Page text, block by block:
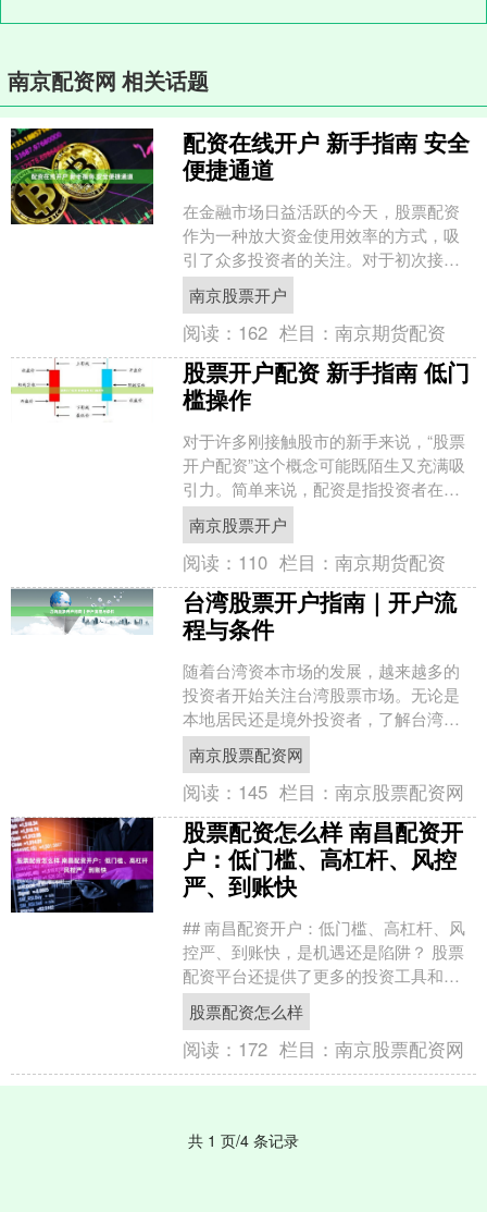
南京配资网 相关话题
配资在线开户 新手指南 安全
便捷通道
在金融市场日益活跃的今天，股票配资
作为一种放大资金使用效率的方式，吸
引了众多投资者的关注。对于初次接触
配资的朋友来说，如何安全、快速地完
成在线开户，是开启投资之....
南京股票开户
阅读： 162 栏目：南京期货配资
股票开户配资 新手指南 低门
槛操作
对于许多刚接触股市的新手来说，“股票
开户配资”这个概念可能既陌生又充满吸
引力。简单来说，配资是指投资者在自
有资金基础上，通过平台借入额外资金
进行股票交易，从而放....
南京股票开户
阅读： 110 栏目：南京期货配资
台湾股票开户指南｜开户流
程与条件
随着台湾资本市场的发展，越来越多的
投资者开始关注台湾股票市场。无论是
本地居民还是境外投资者，了解台湾股
票开户的流程与条件都是进入市场的第
一步。本文将为您详细介绍....
南京股票配资网
阅读： 145 栏目：南京股票配资网
股票配资怎么样 南昌配资开
户：低门槛、高杠杆、风控
严、到账快
## 南昌配资开户：低门槛、高杠杆、风
控严、到账快，是机遇还是陷阱？ 股票
配资平台还提供了更多的投资工具和服
务，帮助投资者更好地进行投资决策。
平台通常提供股票行....
股票配资怎么样
阅读： 172 栏目：南京股票配资网
共 1 页/4 条记录